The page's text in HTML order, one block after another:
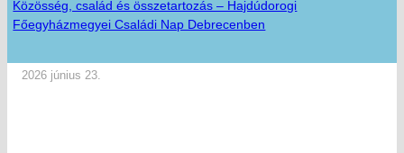
Közösség, család és összetartozás – Hajdúdorogi
Főegyházmegyei Családi Nap Debrecenben
2026 június 23.